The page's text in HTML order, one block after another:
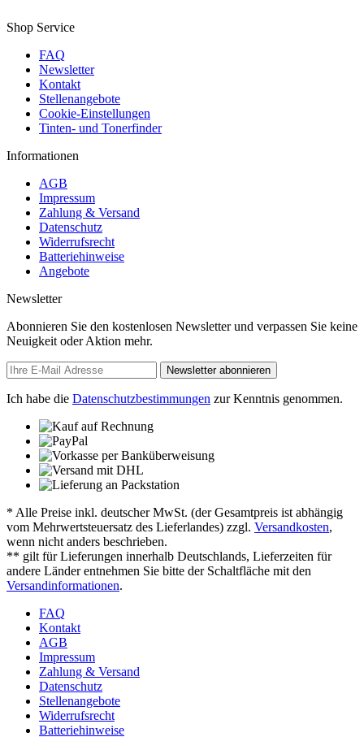
Shop Service
FAQ
Newsletter
Kontakt
Stellenangebote
Cookie-Einstellungen
Tinten- und Tonerfinder
Informationen
AGB
Impressum
Zahlung & Versand
Datenschutz
Widerrufsrecht
Batteriehinweise
Angebote
Newsletter
Abonnieren Sie den kostenlosen Newsletter und verpassen Sie keine
Neuigkeit oder Aktion mehr.
Newsletter abonnieren
Ich habe die Datenschutzbestimmungen zur Kenntnis genommen.
* Alle Preise inkl. deutscher MwSt. (der Gesamtpreis ist abhängig
vom Mehrwertsteuersatz des Lieferlandes) zzgl. Versandkosten,
wenn nicht anders beschrieben.
** gilt für Lieferungen innerhalb Deutschlands, Lieferzeiten für
andere Länder entnehmen Sie bitte der Schaltfläche mit den
Versandinformationen.
FAQ
Kontakt
AGB
Impressum
Zahlung & Versand
Datenschutz
Stellenangebote
Widerrufsrecht
Batteriehinweise